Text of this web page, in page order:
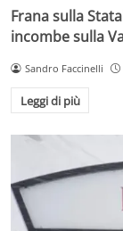
Frana sulla
incombe sulla
Sandro Faccinelli
Leggi di più